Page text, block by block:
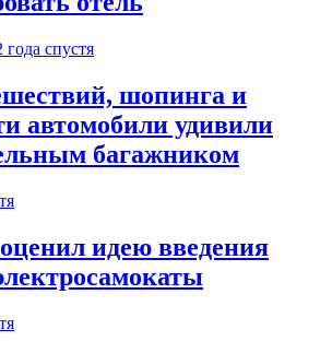
года спустя
шопинга и
автомобили удивили
багажником
идею введения